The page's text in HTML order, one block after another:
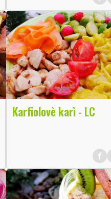
Karfiolovè karì - LC